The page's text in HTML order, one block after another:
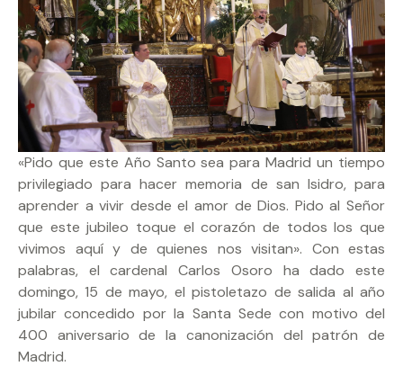
«Pido que este Año Santo sea para Madrid un tiempo
privilegiado para hacer memoria de san Isidro, para
aprender a vivir desde el amor de Dios. Pido al Señor
que este jubileo toque el corazón de todos los que
vivimos aquí y de quienes nos visitan». Con estas
palabras, el cardenal Carlos Osoro ha dado este
domingo, 15 de mayo, el pistoletazo de salida al año
jubilar concedido por la Santa Sede con motivo del
400 aniversario de la canonización del patrón de
Madrid.